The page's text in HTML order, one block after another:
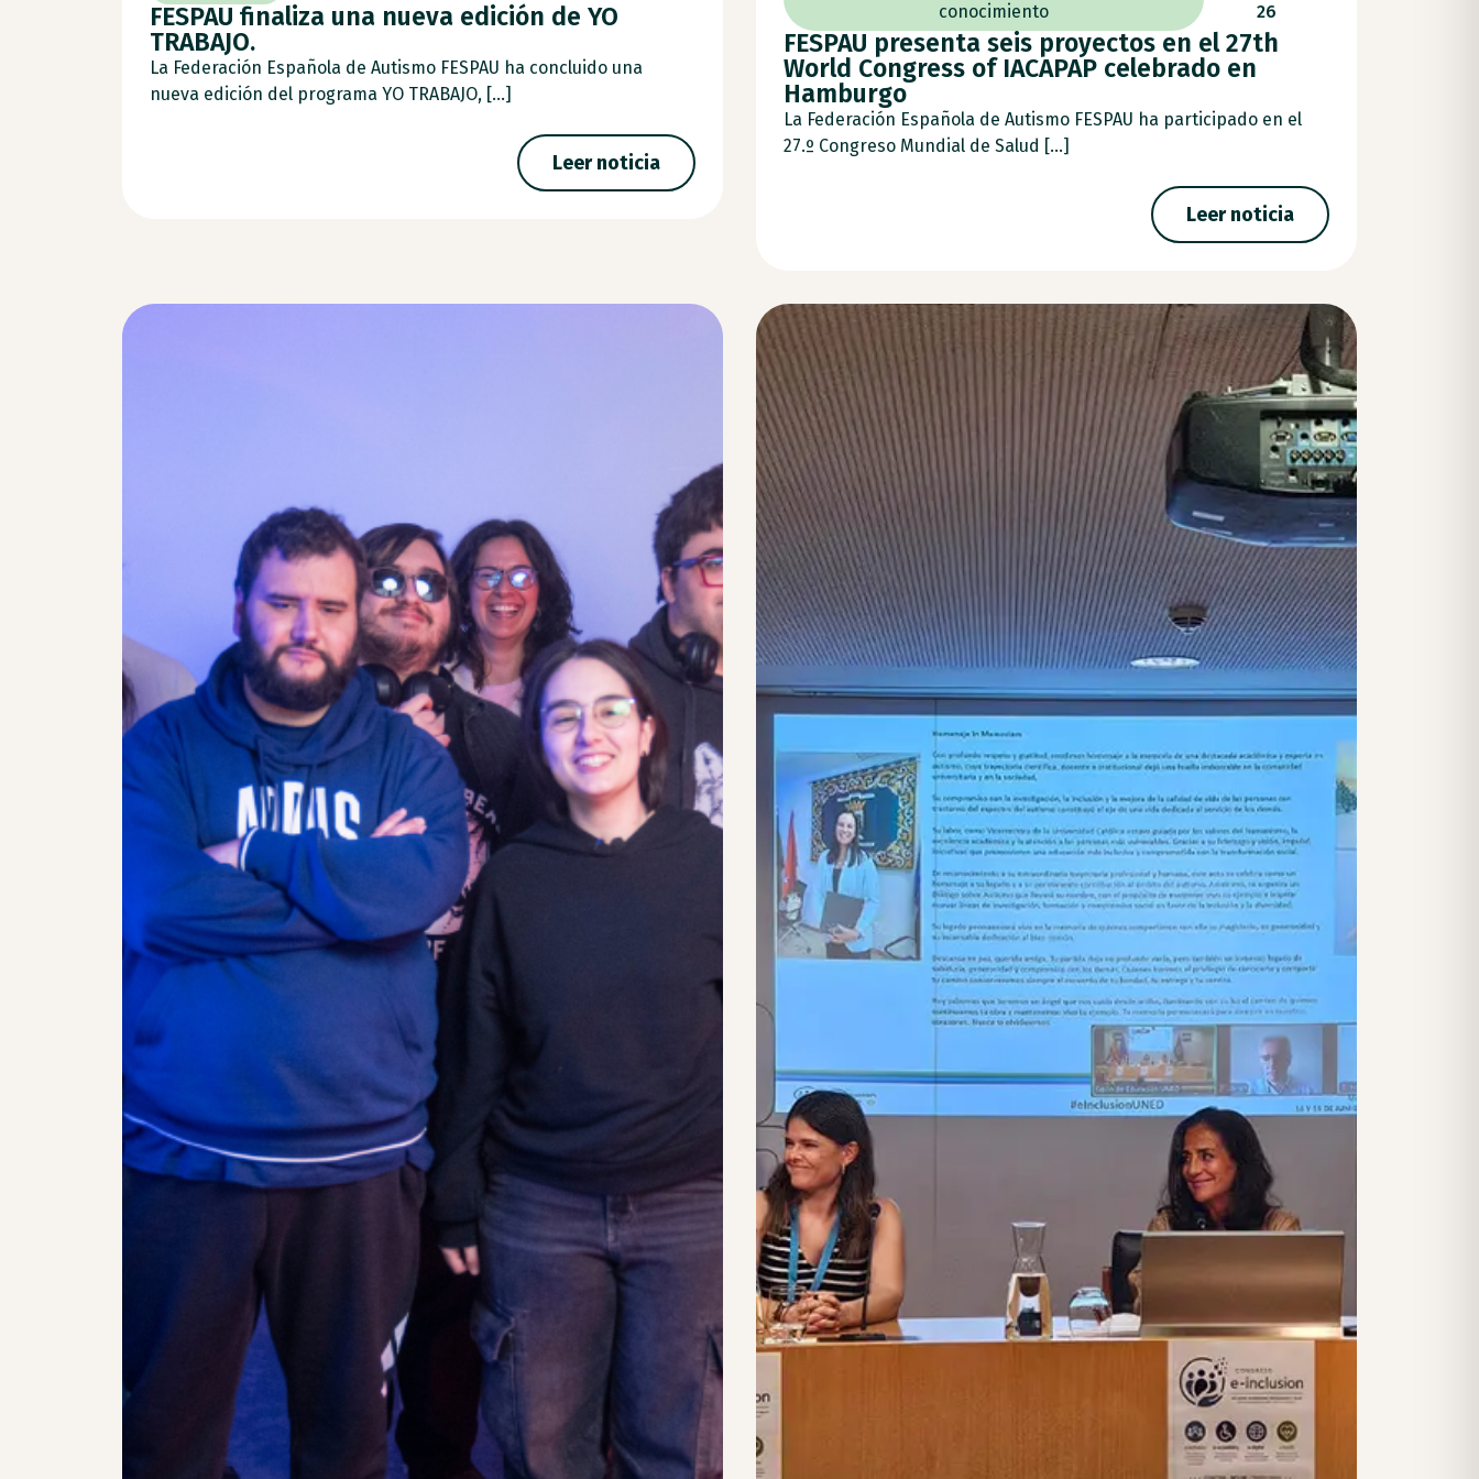
FESPAU finaliza una nueva edición de YO
TRABAJO.
La Federación Española de Autismo FESPAU ha concluido una
nueva edición del programa YO TRABAJO, [...]
Leer noticia
conocimiento
26
FESPAU presenta seis proyectos en el 27th
World Congress of IACAPAP celebrado en
Hamburgo
La Federación Española de Autismo FESPAU ha participado en el
27.º Congreso Mundial de Salud [...]
Leer noticia